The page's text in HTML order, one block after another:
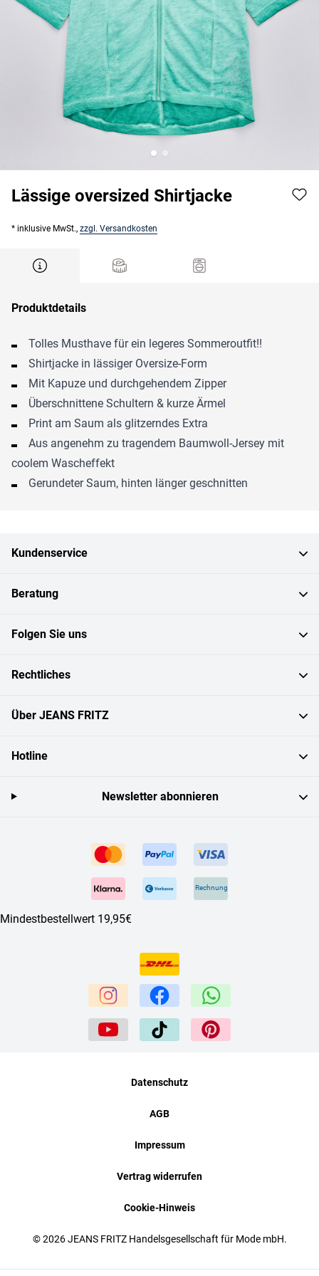
Lässige oversized Shirtjacke
* inklusive MwSt., zzgl. Versandkosten
Produktdetails
Tolles Musthave für ein legeres Sommeroutfit!!
Shirtjacke in lässiger Oversize-Form
Mit Kapuze und durchgehendem Zipper
Überschnittene Schultern & kurze Ärmel
Print am Saum als glitzerndes Extra
Aus angenehm zu tragendem Baumwoll-Jersey mit
coolem Wascheffekt
Gerundeter Saum, hinten länger geschnitten
Kundenservice
Beratung
Folgen Sie uns
Rechtliches
Über JEANS FRITZ
Hotline
Rechnung
Mindestbestellwert 19,95€
Newsletter abonnieren
© 2026 JEANS FRITZ Handelsgesellschaft für Mode mbH.
Datenschutz
AGB
Impressum
Vertrag widerrufen
Cookie-Hinweis